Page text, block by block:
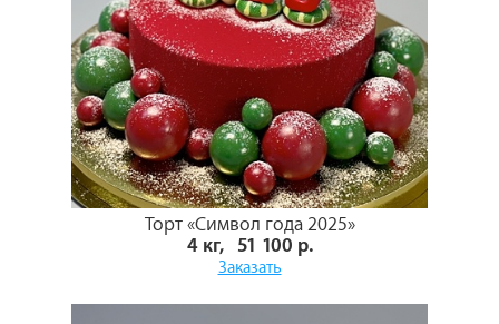
Торт «Символ года 2025»
4 кг, 51 100 р.
Заказать